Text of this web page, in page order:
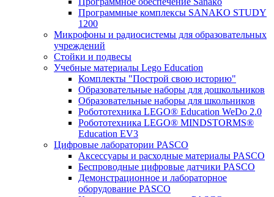
Программные комплексы SANAKO STUDY
1200
Микрофоны и радиосистемы для образовательных
учреждений
Стойки и подвесы
Учебные материалы Lego Education
Комплекты "Построй свою историю"
Образовательные наборы для дошкольников
Образовательные наборы для школьников
Робототехника LEGO® Education WeDo 2.0
Робототехника LEGO® MINDSTORMS®
Education EV3
Цифровые лаборатории PASCO
Аксессуары и расходные материалы PASCO
Беспроводные цифровые датчики PASCO
Демонстрационное и лабораторное
оборудование PASCO